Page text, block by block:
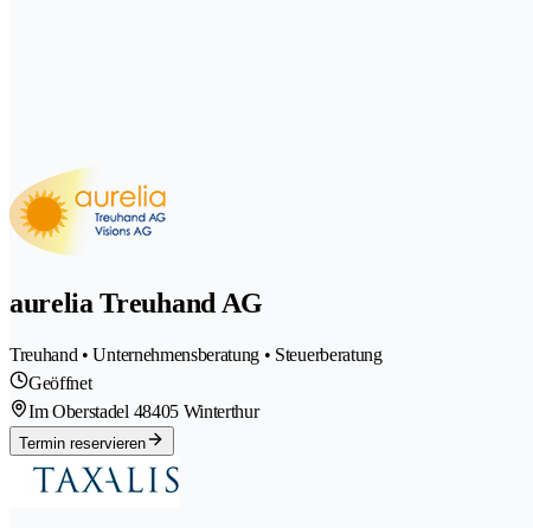
aurelia Treuhand AG
Treuhand • Unternehmensberatung • Steuerberatung
Geöffnet
Im Oberstadel 48405 Winterthur
Termin reservieren